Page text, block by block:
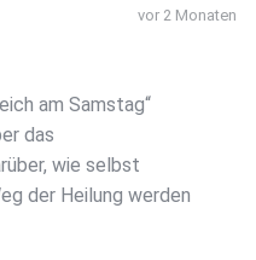
vor 2 Monaten
am Samstag“
das
wie selbst
der Heilung werden